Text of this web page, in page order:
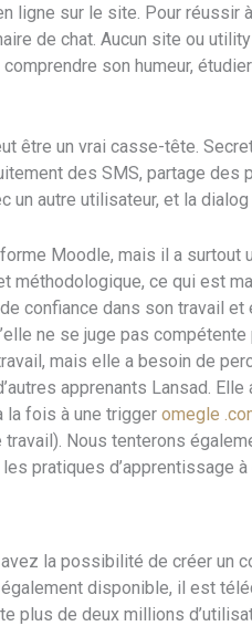
ligne sur le site. Pour réussir
de chat. Aucun site ou
son humeur,
être un vrai casse-tête.
des SMS, partage
un autre utilisateur, et la
Moodle, mais il a surtout
ce qui est
dans son travail et
ne se juge pas
mais elle a besoin de
apprenants Lansad.
la fois à une trigger omegle
Nous tenterons
pratiques d’apprentissage à
la possibilité de créer un
disponible, il est
plus de deux millions